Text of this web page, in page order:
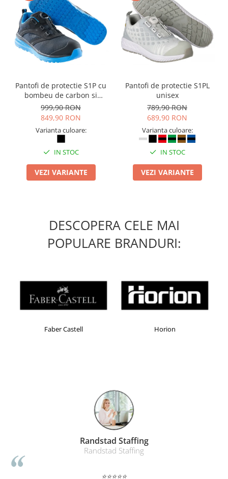
Pantofi de protectie S1P cu
bombeu de carbon si
inchidere BOAÂ® Fit
999,90 RON
849,90 RON
Varianta culoare:
IN STOC
VEZI VARIANTE
Pantofi de protectie S1PL
unisex
789,90 RON
689,90 RON
Varianta culoare:
IN STOC
VEZI VARIANTE
DESCOPERA CELE MAI
POPULARE BRANDURI:
Horion Kensington
Liamed Brasov